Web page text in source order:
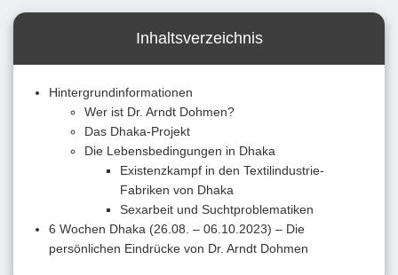
Inhaltsverzeichnis
Hintergrundinformationen
Wer ist Dr. Arndt Dohmen?
Das Dhaka-Projekt
Die Lebensbedingungen in Dhaka
Existenzkampf in den Textilindustrie-
Fabriken von Dhaka
Sexarbeit und Suchtproblematiken
6 Wochen Dhaka (26.08. – 06.10.2023) – Die
persönlichen Eindrücke von Dr. Arndt Dohmen